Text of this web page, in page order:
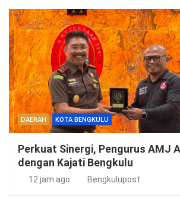
DAERAH KOTA BENGKULU
Perkuat Sinergi, Pengurus AMJ
dengan Kajati Bengkulu
12 jam ago Bengkulupost